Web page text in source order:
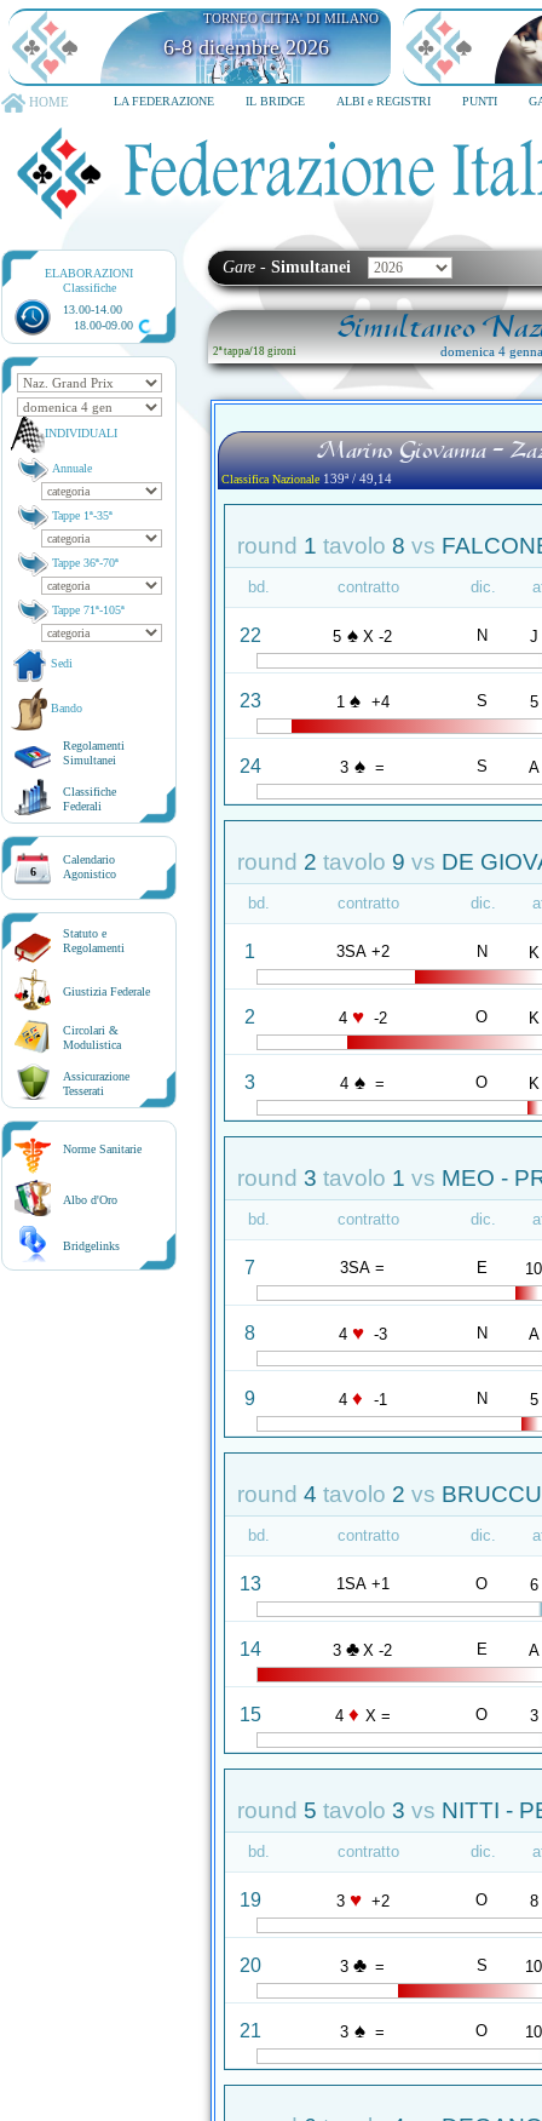
TORNEO CITTA' DI MILANO
6-8 dicembre 2026
HOME LA FEDERAZIONE IL BRIDGE ALBI e REGISTRI PUNTI
ELABORAZIONI
Classifiche
13.00-14.00
18.00-09.00
INDIVIDUALI
Annuale
Tappe 1ª-35ª
Tappe 36ª-70ª
Tappe 71ª-105ª
Sedi
Bando
Regolamenti
Simultanei
Classifiche
Federali
6
Calendario
Agonistico
Statuto e
Regolamenti
Giustizia Federale
Circolari &
Modulistica
Assicurazione
Tesserati
Norme Sanitarie
Albo d'Oro
Bridgelinks
Gare - Simultanei
Simultaneo
2ª tappa/18 gironi domenica 4
Marino Giovanna -
Classifica Nazionale139ª / 49,14
round 1 tavolo 8 vs
bd. contratto dic.
22 5 ♠ X -2 N J
23 1 ♠ +4 S 5
24 3 ♠ = S A
round 2 tavolo 9 vs DE
bd. contratto dic.
1 3SA +2 N K
2 4 ♥ -2 O K
3 4 ♠ = O K
round 3 tavolo 1 vs MEO -
bd. contratto dic.
7 3SA = E 10
8 4 ♥ -3 N A
9 4 ♦ -1 N 5
round 4 tavolo 2 vs
bd. contratto dic.
13 1SA +1 O 6
14 3 ♣ X -2 E A
15 4 ♦ X = O 3
round 5 tavolo 3 vs NITTI -
bd. contratto dic.
19 3 ♥ +2 O 8
20 3 ♣ = S 10
21 3 ♠ = O 10